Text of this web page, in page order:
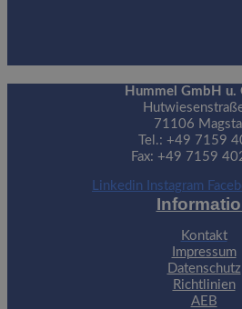
Hummel GmbH u.
71106
Tel.: +49 7159
Fax: +49 7159
Linkedin Instagram
Kontakt
Impressum
Datenschutz
Richtlinien
AEB